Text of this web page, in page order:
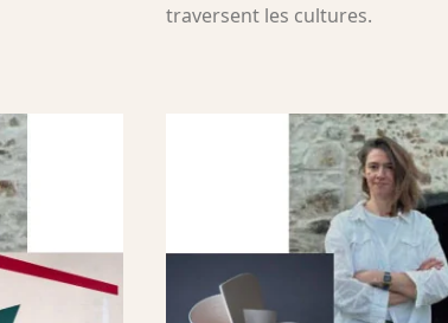
traversent les cultures.